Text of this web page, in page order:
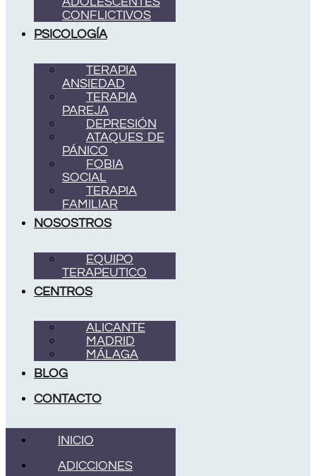
CONFLICTIVOS
PSICOLOGÍA
TERAPIA
ANSIEDAD
TERAPIA
PAREJA
DEPRESIÓN
ATAQUES DE
PÁNICO
FOBIA
SOCIAL
TERAPIA
FAMILIAR
NOSOSTROS
EQUIPO
TERAPEUTICO
CENTROS
ALICANTE
MADRID
MÁLAGA
BLOG
CONTACTO
INICIO
ADICCIONES